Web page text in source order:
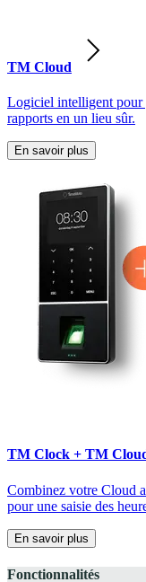
TM Cloud
Logiciel intelligent pour
rapports en un lieu sûr.
En savoir plus
TM Clock + TM
Combinez votre Cloud
pour une saisie des
En savoir plus
Fonctionnalités